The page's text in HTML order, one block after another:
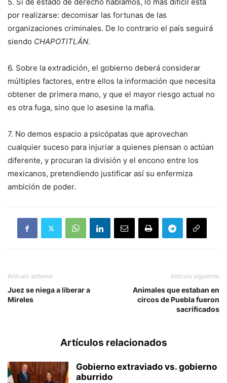
por realizarse: decomisar las fortunas de las
organizaciones criminales. De lo contrario el país seguirá
siendo CHAPOTITLÁN.
6. Sobre la extradición, el gobierno deberá considerar
múltiples factores, entre ellos la información que necesita
obtener de primera mano, y que el mayor riesgo actual no
es otra fuga, sino que lo asesine la mafia.
7. No demos espacio a psicópatas que aprovechan
cualquier suceso para injuriar a quienes piensan o actúan
diferente, y procuran la división y el encono entre los
mexicanos, pretendiendo justificar así su enfermiza
ambición de poder.
Artículo anterior
Juez se niega a liberar a
Mireles
Artículo siguiente
Animales que estaban en
circos de Puebla fueron
sacrificados
Artículos relacionados
Gobierno extraviado vs. gobierno
aburrido